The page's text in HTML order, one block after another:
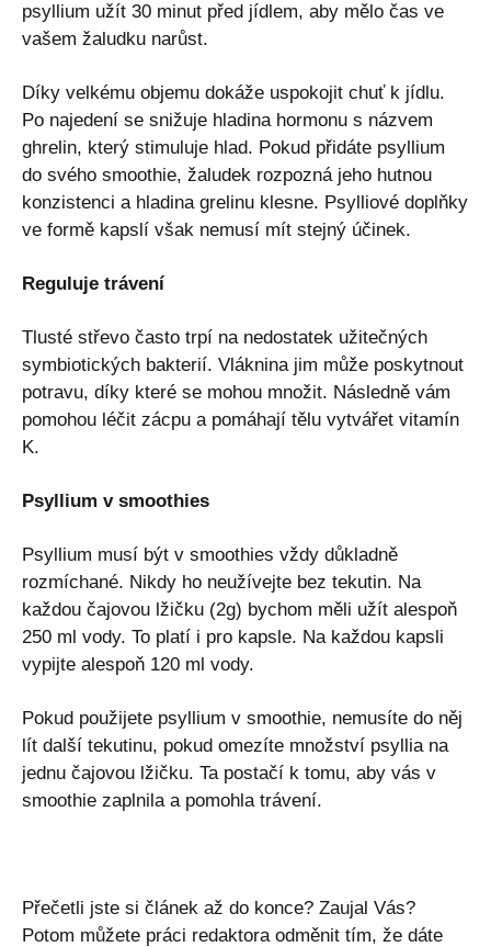
psyllium užít 30 minut před jídlem, aby mělo čas ve
vašem žaludku narůst.
Díky velkému objemu dokáže uspokojit chuť k jídlu.
Po najedení se snižuje hladina hormonu s názvem
ghrelin, který stimuluje hlad. Pokud přidáte psyllium
do svého smoothie, žaludek rozpozná jeho hutnou
konzistenci a hladina grelinu klesne. Psylliové doplňky
ve formě kapslí však nemusí mít stejný účinek.
Reguluje trávení
Tlusté střevo často trpí na nedostatek užitečných
symbiotických bakterií. Vláknina jim může poskytnout
potravu, díky které se mohou množit. Následně vám
pomohou léčit zácpu a pomáhají tělu vytvářet vitamín
K.
Psyllium v ​​smoothies
Psyllium musí být v smoothies vždy důkladně
rozmíchané. Nikdy ho neužívejte bez tekutin. Na
každou čajovou lžičku (2g) bychom měli užít alespoň
250 ml vody. To platí i pro kapsle. Na každou kapsli
vypijte alespoň 120 ml vody.
Pokud použijete psyllium v ​​smoothie, nemusíte do něj
lít další tekutinu, pokud omezíte množství psyllia na
jednu čajovou lžičku. Ta postačí k tomu, aby vás v
smoothie zaplnila a pomohla trávení.
Přečetli jste si článek až do konce? Zaujal Vás?
Potom můžete práci redaktora odměnit tím, že dáte